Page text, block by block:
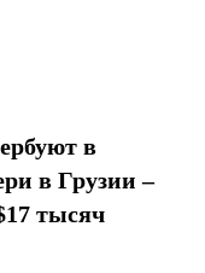
в
в Грузии –
тысяч